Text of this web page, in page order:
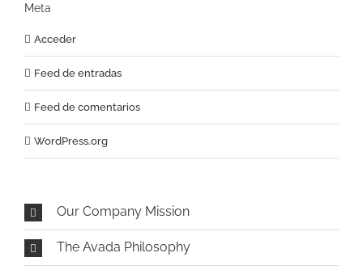
Meta
Acceder
Feed de entradas
Feed de comentarios
WordPress.org
Our Company Mission
The Avada Philosophy